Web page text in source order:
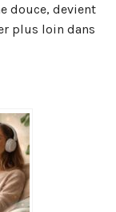
douce, devient
plus loin dans